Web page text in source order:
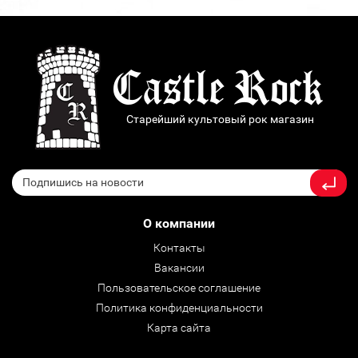
Старейший культовый рок магазин
О компании
Контакты
Вакансии
Пользовательское соглашение
Политика конфиденциальности
Карта сайта